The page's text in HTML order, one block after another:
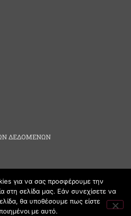
ΔΕΔΟΜΕΝΩΝ
για να σας προσφέρουμε την
στη σελίδα μας. Εάν συνεχίσετε να
θα υποθέσουμε πως είστε
με αυτό.